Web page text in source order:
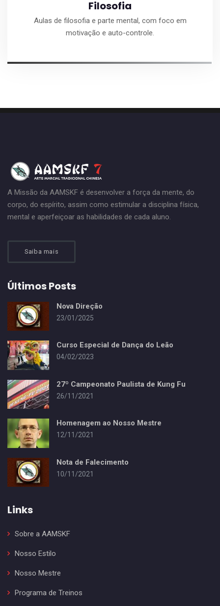
Filosofia
Aulas de filosofia e parte mental, com foco em
motivação e auto-controle.
A Missão da AAMSKF é desenvolver a força da mente, do
corpo, do espírito, assim como estimular a disciplina física,
mental e aperfeiçoar as habilidades de cada aluno.
Saiba mais
Últimos Posts
Nova Direção
23/01/2025
Curso Especial de Dança do Leão
04/02/2023
27º Campeonato Paulista de Kung Fu
26/11/2021
Homenagem ao Nosso Mestre
12/11/2021
Nota de Falecimento
10/11/2021
Links
Sobre a AAMSKF
Nosso Estilo
Nosso Mestre
Programa de Treinos